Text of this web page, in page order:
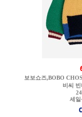
보보쇼즈,BOBO
비씨
세일